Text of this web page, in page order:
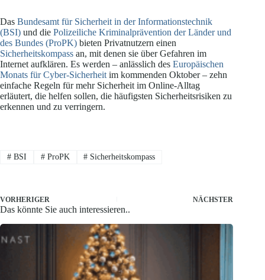
Das Bundesamt für Sicherheit in der Informationstechnik
(BSI) und die Polizeiliche Kriminalprävention der Länder und
des Bundes (ProPK) bieten Privatnutzern einen
Sicherheitskompass an, mit denen sie über Gefahren im
Internet aufklären. Es werden – anlässlich des Europäischen
Monats für Cyber-Sicherheit im kommenden Oktober – zehn
einfache Regeln für mehr Sicherheit im Online-Alltag
erläutert, die helfen sollen, die häufigsten Sicherheitsrisiken zu
erkennen und zu verringern.
#BSI #ProPK # Sicherheitskompass
VORHERIGER NÄCHSTER
Das könnte Sie auch interessieren..